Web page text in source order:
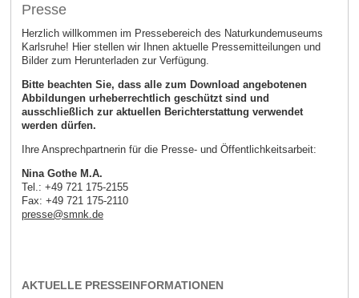
Presse
Herzlich willkommen im Pressebereich des Naturkundemuseums
Karlsruhe! Hier stellen wir Ihnen aktuelle Pressemitteilungen und
Bilder zum Herunterladen zur Verfügung.
Bitte beachten Sie, dass alle zum Download angebotenen
Abbildungen urheberrechtlich geschützt sind und
ausschließlich zur aktuellen Berichterstattung verwendet
werden dürfen.
Ihre Ansprechpartnerin für die Presse- und Öffentlichkeitsarbeit:
Nina Gothe M.A.
Tel.: +49 721 175-2155
Fax: +49 721 175-2110
presse@smnk de
AKTUELLE PRESSEINFORMATIONEN